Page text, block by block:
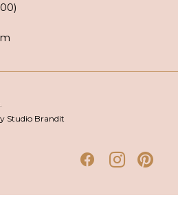
Studio Brandit